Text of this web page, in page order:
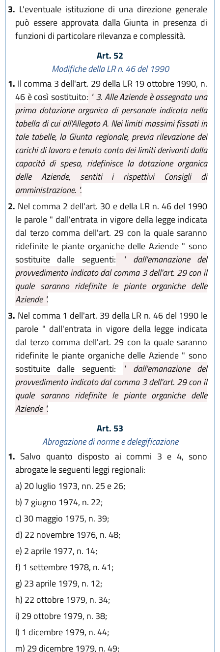
3. L'eventuale istituzione di una direzione generale
può essere approvata dalla Giunta in presenza di
funzioni di particolare rilevanza e complessità.
Art. 52
Modifiche della LR n. 46 del 1990
1. Il comma 3 dell'art. 29 della LR 19 ottobre 1990, n.
46 è così sostituito: " 3. Alle Aziende è assegnata una
prima dotazione organica di personale indicata nella
tabella di cui all'Allegato A. Nei limiti massimi fissati in
tale tabelle, la Giunta regionale, previa rilevazione dei
carichi di lavoro e tenuto conto dei limiti derivanti dalla
capacità di spesa, ridefinisce la dotazione organica
delle Aziende, sentiti i rispettivi Consigli di
amministrazione. ".
2. Nel comma 2 dell'art. 30 e della LR n. 46 del 1990
le parole " dall'entrata in vigore della legge indicata
dal terzo comma dell'art. 29 con la quale saranno
ridefinite le piante organiche delle Aziende " sono
sostituite dalle seguenti: " dall'emanazione del
provvedimento indicato dal comma 3 dell'art. 29 con il
quale saranno ridefinite le piante organiche delle
Aziende ".
3. Nel comma 1 dell'art. 39 della LR n. 46 del 1990 le
parole " dall'entrata in vigore della legge indicata
dal terzo comma dell'art. 29 con la quale saranno
ridefinite le piante organiche delle Aziende " sono
sostituite dalle seguenti:
" dall'emanazione del
provvedimento indicato dal comma 3 dell'art. 29 con il
quale saranno ridefinite le piante organiche delle
Aziende ".
Art. 53
Abrogazione di norme e delegificazione
1. Salvo quanto disposto ai commi 3 e 4, sono
abrogate le seguenti leggi regionali:
a) 20 luglio 1973, nn. 25 e 26;
b) 7 giugno 1974, n. 22;
c) 30 maggio 1975, n. 39;
d) 22 novembre 1976, n. 48;
e) 2 aprile 1977, n. 14;
f) 1 settembre 1978, n. 41;
g) 23 aprile 1979, n. 12;
h) 22 ottobre 1979, n. 34;
i) 29 ottobre 1979, n. 38;
l) 1 dicembre 1979, n. 44;
m) 29 dicembre 1979, n. 49;